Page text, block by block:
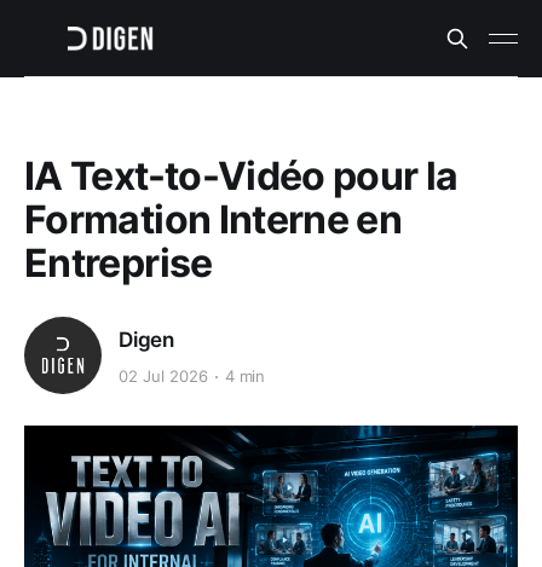
IA Text-to-Vidéo pour la
Formation Interne en
Entreprise
Digen
02 Jul 2026 4 min